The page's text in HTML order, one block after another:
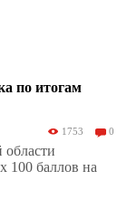
по итогам
1753 0
100 баллов на